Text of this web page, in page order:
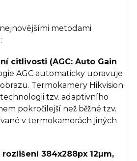
metodami
citlivosti (AGC: Auto Gain
AGC automaticky upravuje
Termokamery Hikvision
tzv. adaptivního
pokročilejší než běžné tzv.
v termokamerách jiných
384x288px 12µm,